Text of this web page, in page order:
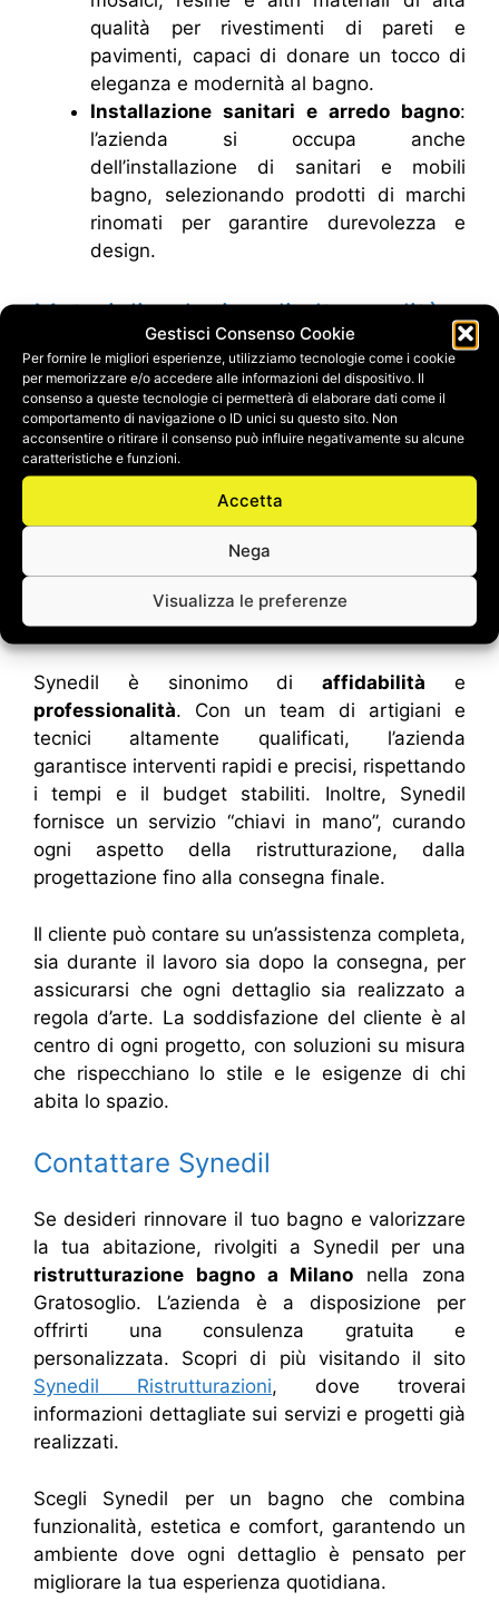
Gestisci Consenso Cookie
Per fornire le migliori esperienze, utilizziamo tecnologie come i cookie
per memorizzare e/o accedere alle informazioni del dispositivo. Il
consenso a queste tecnologie ci permetterà di elaborare dati come il
comportamento di navigazione o ID unici su questo sito. Non
acconsentire o ritirare il consenso può influire negativamente su alcune
caratteristiche e funzioni.
Accetta
Nega
Visualizza le preferenze
qualità per rivestimenti di pareti e
pavimenti, capaci di donare un tocco di
eleganza e modernità al bagno.
Installazione sanitari e arredo bagno:
l’azienda si occupa anche
dell’installazione di sanitari e mobili
bagno, selezionando prodotti di marchi
rinomati per garantire durevolezza e
design.
Materiali e design di alta qualità
Synedil si distingue per l’utilizzo dimateriali di
prima sceltae tecnologie avanzate che
assicurano la massima resistenza e facilità di
manutenzione. Che si tratti di un bagno in stile
moderno, classico o minimalista, Synedil è in
grado di trasformare ogni ambiente in un luogo
convivono in perfetta armonia.
Perché scegliere Synedil
Synedil è sinonimo diaffidabilità e
professionalità. Con un team di artigiani e
tecnici altamente qualificati, l’azienda
garantisce interventi rapidi e precisi, rispettando
i tempi e il budget stabiliti. Inoltre, Synedil
fornisce un servizio “chiavi in mano”, curando
ogni aspetto della ristrutturazione, dalla
progettazione fino alla consegna finale.
Il cliente può contare su un’assistenza completa,
sia durante il lavoro sia dopo la consegna, per
assicurarsi che ogni dettaglio sia realizzato a
regola d’arte. La soddisfazione del cliente è al
centro di ogni progetto, con soluzioni su misura
che rispecchiano lo stile e le esigenze di chi
abita lo spazio.
Contattare Synedil
Se desideri rinnovare il tuo bagno e valorizzare
la tua abitazione, rivolgiti a Synedil per una
ristrutturazione bagno a Milano nella zona
Gratosoglio. L’azienda è a disposizione per
offrirti una consulenza gratuita e
personalizzata. Scopri di più visitando il sito
Synedil Ristrutturazioni, dove troverai
informazioni dettagliate sui servizi e progetti già
realizzati.
Scegli Synedil per un bagno che combina
funzionalità, estetica e comfort, garantendo un
ambiente dove ogni dettaglio è pensato per
migliorare la tua esperienza quotidiana.